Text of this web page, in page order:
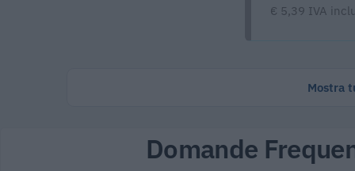
€ 5,39 IVA
Mostra
Domande